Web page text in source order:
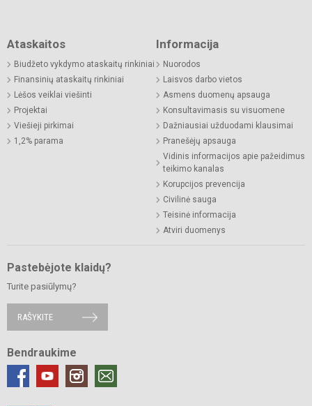
Ataskaitos
Biudžeto vykdymo ataskaitų rinkiniai
Finansinių ataskaitų rinkiniai
Lėšos veiklai viešinti
Projektai
Viešieji pirkimai
1,2% parama
Informacija
Nuorodos
Laisvos darbo vietos
Asmens duomenų apsauga
Konsultavimasis su visuomene
Dažniausiai užduodami klausimai
Pranešėjų apsauga
Vidinis informacijos apie pažeidimus
teikimo kanalas
Korupcijos prevencija
Civilinė sauga
Teisinė informacija
Atviri duomenys
Pastebėjote klaidų?
Turite pasiūlymų?
RAŠYKITE
Bendraukime